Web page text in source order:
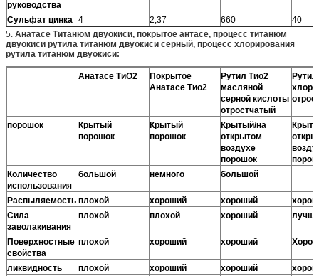
руководства
Сульфат цинка 4 2,37 660
40
5. Анатасе Титанюм двуокиси, покрытое антасе, процесс титанюм
двуокиси рутила титанюм двуокиси серный, процесс хлорирования
рутила титанюм двуокиси:
Анатасе ТиО2
Покрытое
Анатасе Тио2
Рутил Тио2
масляной
серной кислоты
отростчатый
порошок
Крытый
порошок
Крытый
порошок
Крытый/на
открытом
воздухе
порошок
Количество
использования
большой немного большой
Распыляемость плохой хороший хороший
Сила
заволакивания
плохой плохой хороший
Поверхностные
свойства
плохой хороший хороший
ликвидность плохой хороший хороший